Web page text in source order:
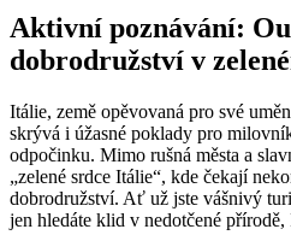
Aktivní poznávání:
dobrodružství v
Itálie, země opěvovaná pro své
skrývá i úžasné poklady pro
odpočinku. Mimo rušná města a
„zelené srdce Itálie“, kde čekají
dobrodružství. Ať už jste vášnivý
jen hledáte klid v nedotčené přírodě,